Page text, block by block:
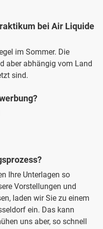
bei Air Liquide
im Sommer. Die
aber abhängig vom Land
sind.
Ihre Unterlagen so
Vorstellungen und
laden wir Sie zu einem
ein. Das kann
uns aber, so schnell